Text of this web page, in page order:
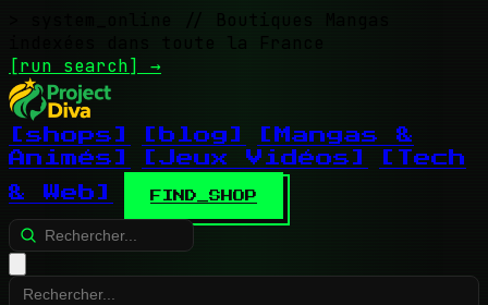
// Boutiques Mangas
indexées dans toute la France
[run search] →
[shops] [blog]
[Mangas &
Animés]
[Jeux Vidéos]
[Tech
& Web]
FIND_SHOP